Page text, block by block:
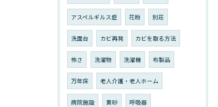
アスペルギルス症 花粉 別荘
洗面台 カビ再発 カビを取る方法
怖さ 洗濯物 洗濯機 布製品
万年床 老人介護・老人ホーム
病院施設 黄砂 呼吸器